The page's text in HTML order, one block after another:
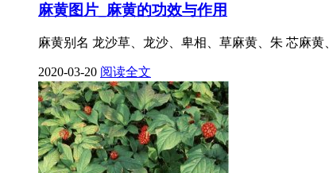
麻黄图片_麻黄的功效与作用
麻黄别名 龙沙草、龙沙、卑相、草麻黄、朱 芯麻
2020-03-20 阅读全文